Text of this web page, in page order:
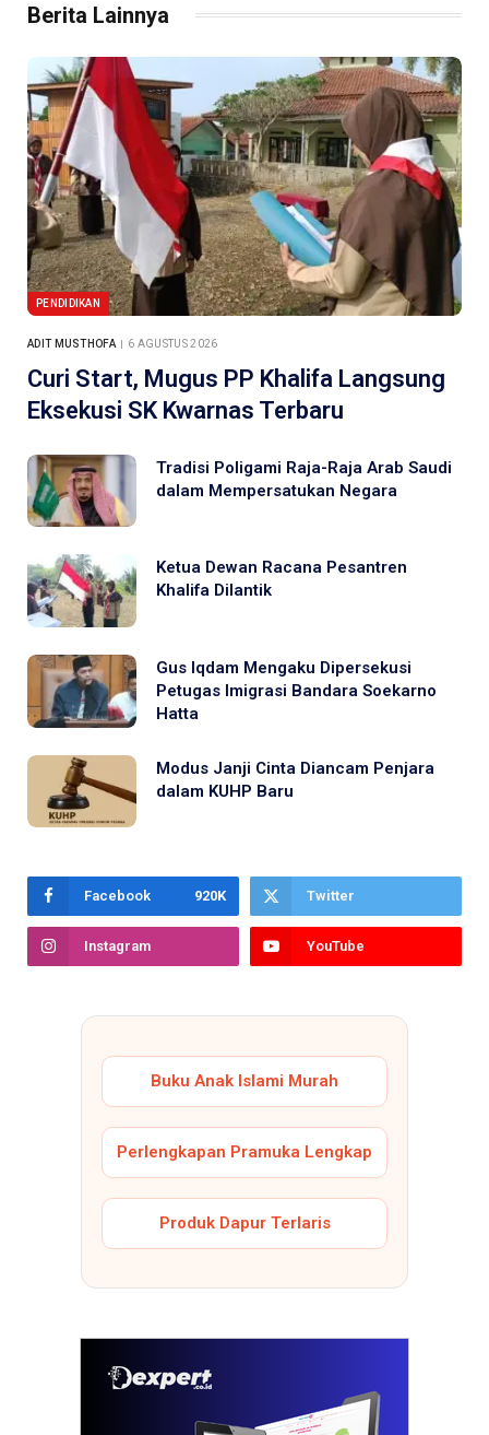
Berita Lainnya
PENDIDIKAN
ADIT MUSTHOFA 6 AGUSTUS 2026
Curi Start, Mugus PP Khalifa Langsung
Eksekusi SK Kwarnas Terbaru
Tradisi Poligami Raja-Raja Arab Saudi
dalam Mempersatukan Negara
Ketua Dewan Racana Pesantren
Khalifa Dilantik
Gus Iqdam Mengaku Dipersekusi
Petugas Imigrasi Bandara Soekarno
Hatta
Modus Janji Cinta Diancam Penjara
dalam KUHP Baru
Facebook 920K Twitter
Instagram YouTube
Buku Anak Islami Murah
Perlengkapan Pramuka Lengkap
Produk Dapur Terlaris